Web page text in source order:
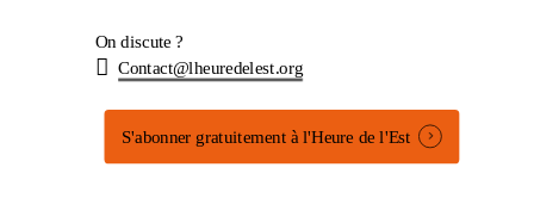
On discute ?
Contact@lheuredelest.org
S'abonner gratuitement à l'Heure de l'Est